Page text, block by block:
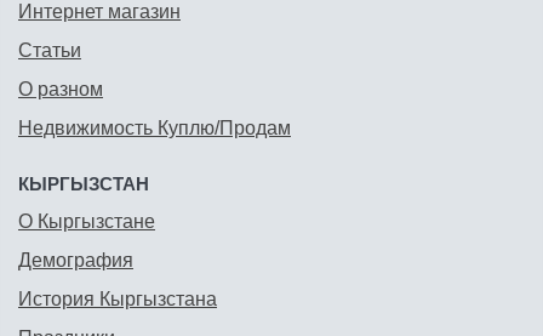
Интернет магазин
Статьи
О разном
Недвижимость Куплю/Продам
КЫРГЫЗСТАН
О Кыргызстане
Демография
История Кыргызстана